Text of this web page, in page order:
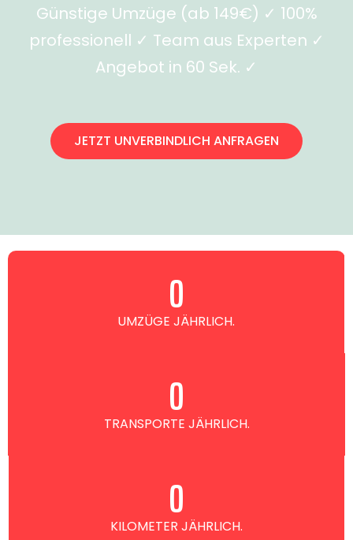
Günstige Umzüge (ab 149€) ✓ 100%
professionell ✓ Team aus Experten ✓
Angebot in 60 Sek. ✓
JETZT UNVERBINDLICH ANFRAGEN
UMZÜGE JÄHRLICH.
0
TRANSPORTE JÄHRLICH.
0
KILOMETER JÄHRLICH.
0